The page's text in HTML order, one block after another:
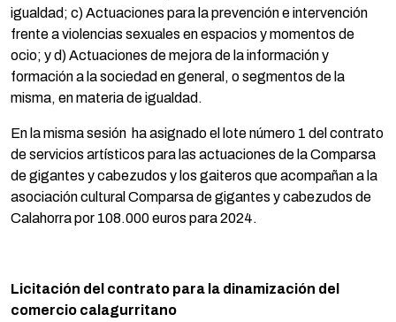
igualdad; c) Actuaciones para la prevención e intervención
frente a violencias sexuales en espacios y momentos de
ocio; y d) Actuaciones de mejora de la información y
formación a la sociedad en general, o segmentos de la
misma, en materia de igualdad.
En la misma sesión ha asignado el lote número 1 del contrato
de servicios artísticos para las actuaciones de la Comparsa
de gigantes y cabezudos y los gaiteros que acompañan a la
asociación cultural Comparsa de gigantes y cabezudos de
Calahorra por 108.000 euros para 2024.
Licitación del contrato para la dinamización del
comercio calagurritano